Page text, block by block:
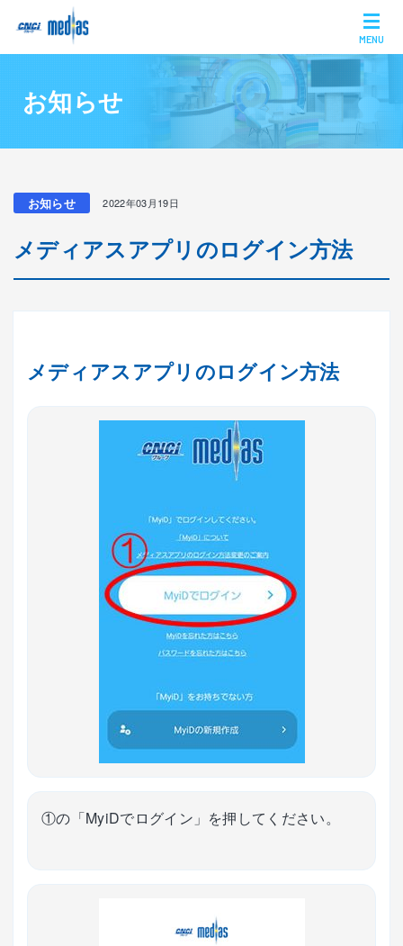
MENU
お知らせ
お知らせ 2022年03月19日
メディアスアプリのログイン方法
メディアスアプリのログイン方法
①の「MyiDでログイン」を押してください。